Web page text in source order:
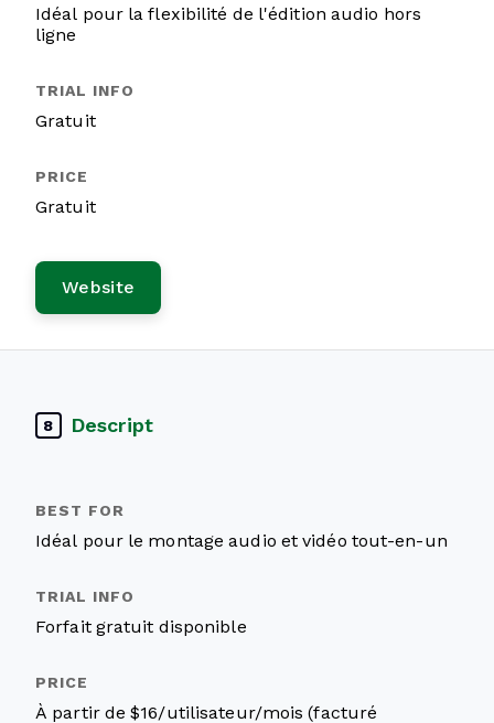
Idéal pour la flexibilité de l'édition audio hors
ligne
Gratuit
Gratuit
Website
8 Descript
Idéal pour le montage audio et vidéo tout-en-un
Forfait gratuit disponible
À partir de $16/utilisateur/mois (facturé